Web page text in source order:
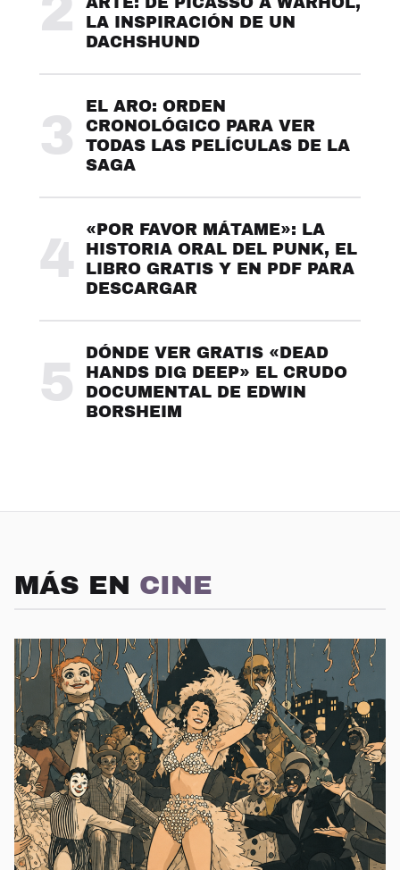
2
LA INSPIRACIÓN DE UN
DACHSHUND
3
EL ARO: ORDEN
CRONOLÓGICO PARA VER
TODAS LAS PELÍCULAS DE LA
SAGA
4
«POR FAVOR MÁTAME»: LA
HISTORIA ORAL DEL PUNK, EL
LIBRO GRATIS Y EN PDF PARA
DESCARGAR
5
DÓNDE VER GRATIS «DEAD
HANDS DIG DEEP» EL CRUDO
DOCUMENTAL DE EDWIN
BORSHEIM
MÁS EN CINE